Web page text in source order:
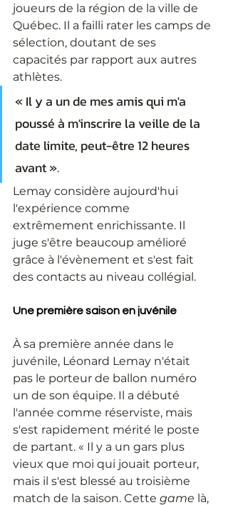
joueurs de la région de la ville de
Québec. Il a failli rater les camps de
sélection, doutant de ses
capacités par rapport aux autres
athlètes.
« Il y a un de mes amis qui m'a
poussé à m'inscrire la veille de la
date limite, peut-être 12 heures
avant ».
Lemay considère aujourd'hui
l'expérience comme
extrêmement enrichissante. Il
juge s'être beaucoup amélioré
grâce à l'évènement et s'est fait
des contacts au niveau collégial.
Une première saison en juvénile
À sa première année dans le
juvénile, Léonard Lemay n'était
pas le porteur de ballon numéro
un de son équipe. Il a débuté
l'année comme réserviste, mais
s'est rapidement mérité le poste
de partant. « Il y a un gars plus
vieux que moi qui jouait porteur,
mais il s'est blessé au troisième
match de la saison. Cette game là,